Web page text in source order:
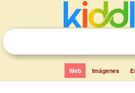
Web Imágenes